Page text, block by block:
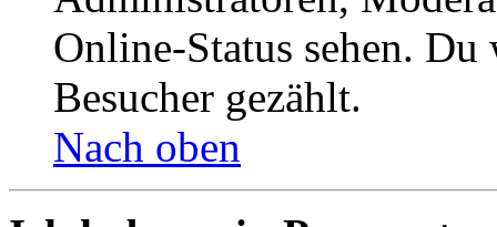
Online-Status sehen.
Besucher gezählt.
Nach oben